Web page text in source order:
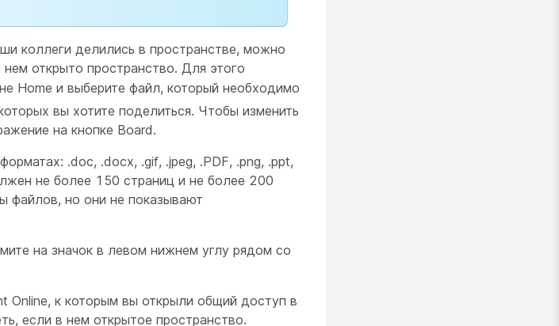
коллеги делились в пространстве, можно
открыто пространство. Для этого
Home и выберите файл, который необходимо
вы хотите поделиться. Чтобы изменить
на кнопке Board.
.doc, .docx, .gif, .jpeg, .PDF, .png, .ppt,
не более 150 страниц и не более 200
файлов, но они не показывают
на значок в левом нижнем углу рядом со
Online, к которым вы открыли общий доступ в
если в нем открытое пространство.